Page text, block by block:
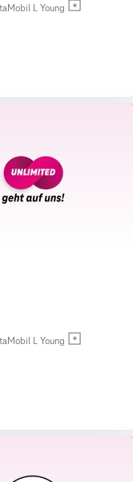
L Young
L Young